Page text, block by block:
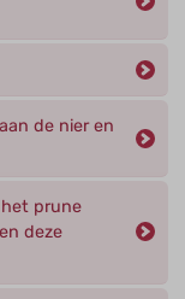
de nier en
prune
deze